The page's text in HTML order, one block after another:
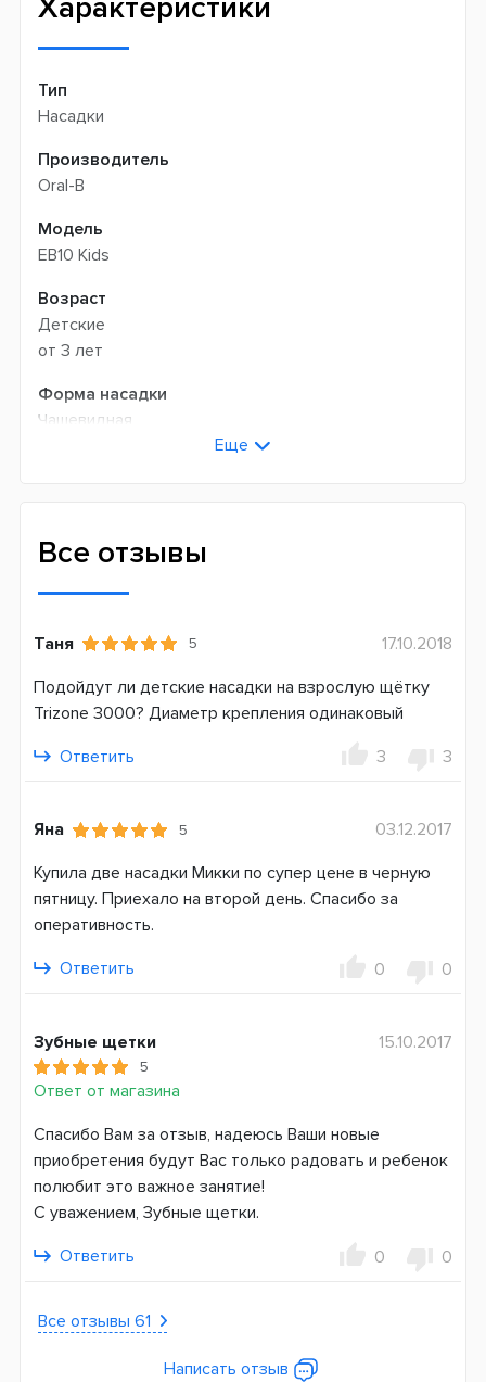
Тип
Насадки
Производитель
Oral-B
Модель
EB10 Kids
Возраст
Детские
от 3 лет
Форма насадки
Чашевидная
Ежедневное
Для кого
D10 (Kids)
D12 (Vitality, Stages power Kids)
D16 (400-900) (PRO, Professional Care, Trizone)
D501 (2000-4000) PRO 2
D701 (6000-9000) (Genius)
DB4 (pro-expert, Тачки, Принцесса)
Германия
Еще
Все отзывы
Таня 5
17.10.2018
Подойдут ли детские насадки на взрослую щётку
Trizone 3000? Диаметр крепления одинаковый
Ответить
3 3
Яна 5
03.12.2017
Купила две насадки Микки по супер цене в черную
пятницу. Приехало на второй день. Спасибо за
оперативность.
Ответить
0 0
Зубные щетки
5
Ответ от магазина
15.10.2017
Спасибо Вам за отзыв, надеюсь Ваши новые
приобретения будут Вас только радовать и ребенок
полюбит это важное занятие!
С уважением, Зубные щетки.
Ответить
0 0
Все отзывы 61
Написать отзыв